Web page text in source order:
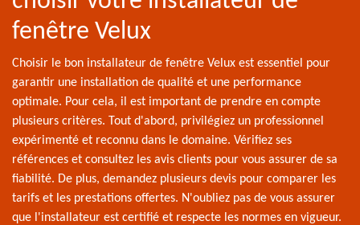
fenêtre Velux
Choisir le bon installateur de fenêtre Velux est essentiel pour
garantir une installation de qualité et une performance
optimale. Pour cela, il est important de prendre en compte
plusieurs critères. Tout d'abord, privilégiez un professionnel
expérimenté et reconnu dans le domaine. Vérifiez ses
références et consultez les avis clients pour vous assurer de sa
fiabilité. De plus, demandez plusieurs devis pour comparer les
tarifs et les prestations offertes. N'oubliez pas de vous assurer
que l'installateur est certifié et respecte les normes en vigueur.